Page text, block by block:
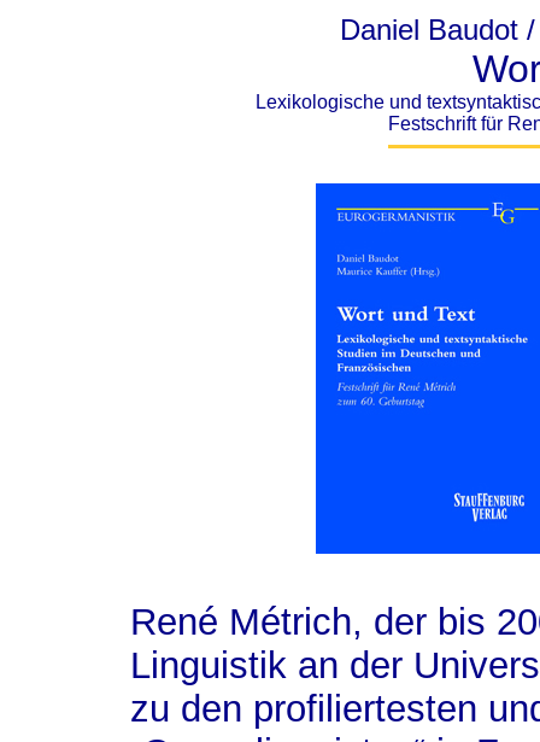
Daniel Baudot
Lexikologische und
Festschrift für
René Métrich, der bis
Linguistik an der
zu den profiliertesten